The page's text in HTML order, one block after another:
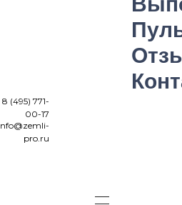
8 (495) 771-
00-17
pro.ru